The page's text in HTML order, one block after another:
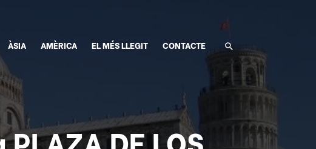
ÀSIA AMÈRICA EL MÉS LLEGIT CONTACTE